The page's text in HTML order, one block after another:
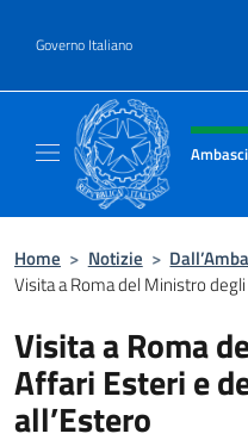
Governo Italiano
Intestazione
Home > Notizie >
Visita a Roma del Ministro
Visita a Roma
Affari Esteri e
all’Estero